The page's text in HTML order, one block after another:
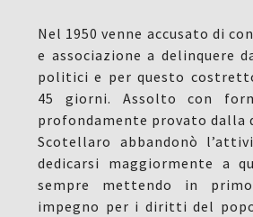
Nel 1950 venne accusato di
e associazione a delinquere
politici e per questo
45 giorni. Assolto con
profondamente provato dalla
Scotellaro abbandonò
dedicarsi maggiormente a
sempre mettendo in
impegno per i diritti del